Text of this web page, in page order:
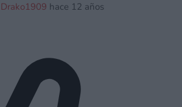
Drako1909 hace 12 años